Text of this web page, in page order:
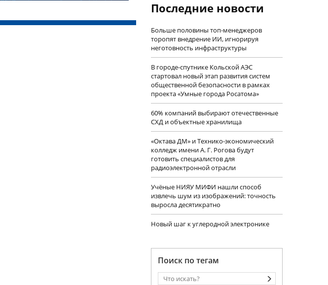
Последние новости
Больше половины топ-менеджеров
торопят внедрение ИИ, игнорируя
неготовность инфраструктуры
В городе-спутнике Кольской АЭС
стартовал новый этап развития систем
общественной безопасности в рамках
проекта «Умные города Росатома»
60% компаний выбирают отечественные
СХД и объектные хранилища
«Октава ДМ» и Технико-экономический
колледж имени А. Г. Рогова будут
готовить специалистов для
радиоэлектронной отрасли
Учëные НИЯУ МИФИ нашли способ
извлечь шум из изображений: точность
выросла десятикратно
Новый шаг к углеродной электронике
Поиск по тегам